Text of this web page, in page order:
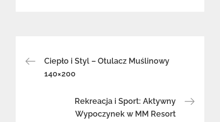
Nawigacja
wpisu
Ciepło i Styl – Otulacz Muślinowy
140×200
Rekreacja i Sport: Aktywny
Wypoczynek w MM Resort